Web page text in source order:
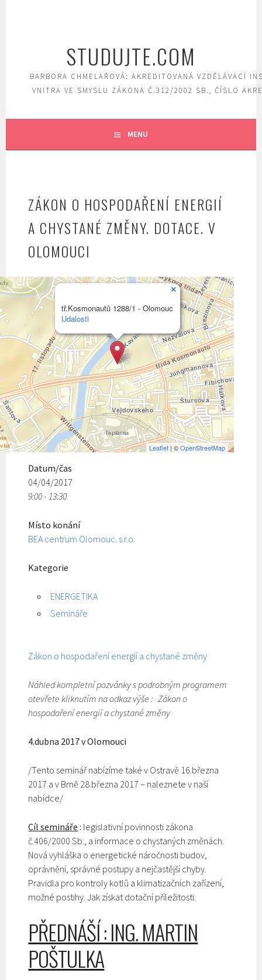
STUDUJTE.COM
BARBORA CHMELAŘOVÁ: AKREDITOVANÁ VZDĚLÁVACÍ
VNITRA VE SMYSLU ZÁKONA Č.312/2002 SB., ČÍSLO
MENU
ZÁKON O HOSPODAŘENÍ ENERGIÍ
A CHYSTANÉ ZMĚNY. DOTACE. V
OLOMOUCI
tř.Kosmonautů 1288/1 - Olomouc
Udalosti
×
Leaflet| ©OpenStreetMap
Datum/čas
04/04/2017
9:00 - 13:30
Místo konání
BEA centrum Olomouc. s.r.o.
Kategorie
ENERGETIKA
Semináře
Zákon o hospodaření energií a chystané změny
Náhled kompletní pozvánky s podrobným programem
otevřete kliknutím na odkaz výše : Zákon o
hospodaření energií a chystané změny
4.dubna 2017 v Olomouci
/Tento seminář nabízíme také v Ostravě 16.března
2017 a v Brně 28.března 2017 – naleznete v naší
nabídce/
Cíl semináře : legislativní povinnosti zákona
č.406/2000 Sb., a informace o chystaných změnách.
Nová vyhláška o energetické náročnosti budov,
oprávnění, správné postupy a nejčastější chyby.
Pravidla pro kontroly kotlů a klimatizačních zařízení,
možné postihy. Jak získat dotační příležitosti.
PŘEDNÁŠÍ : ING. MARTIN
POŠTULKA